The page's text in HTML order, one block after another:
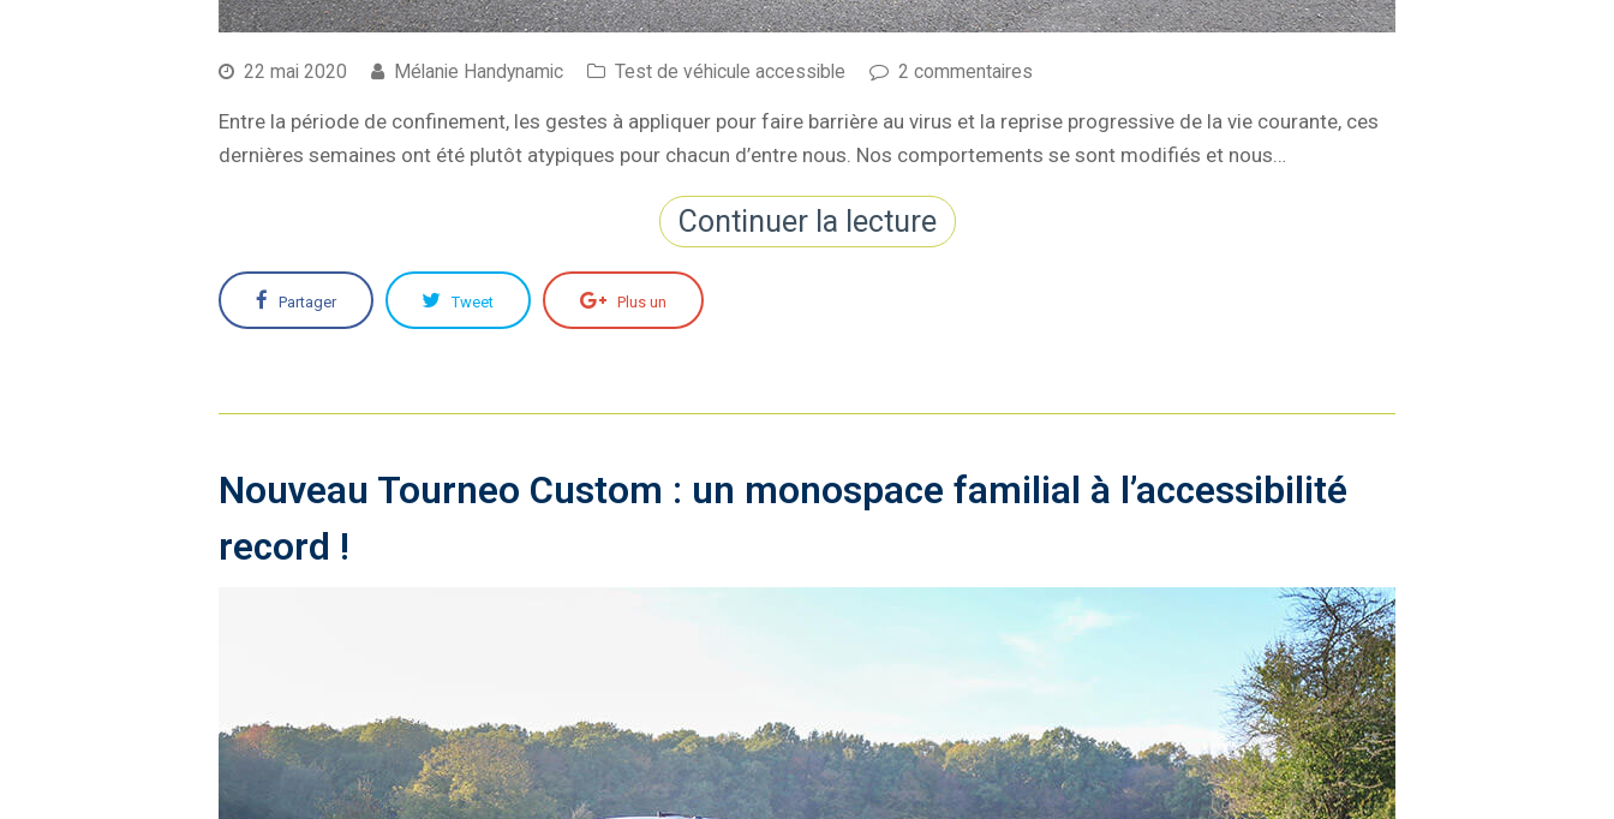
22 mai 2020 Mélanie Handynamic Test de véhicule accessible 2 commentaires
Entre la période de confinement, les gestes à appliquer pour faire barrière au virus et la reprise progressive de la vie courante, ces
dernières semaines ont été plutôt atypiques pour chacun d’entre nous. Nos comportements se sont modifiés et nous…
Continuer la lecture
Partager Tweet Plus un
Nouveau Tourneo Custom : un monospace familial à l’accessibilité
record !